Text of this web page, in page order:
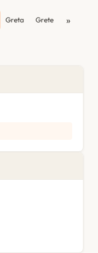
Greta Grete »